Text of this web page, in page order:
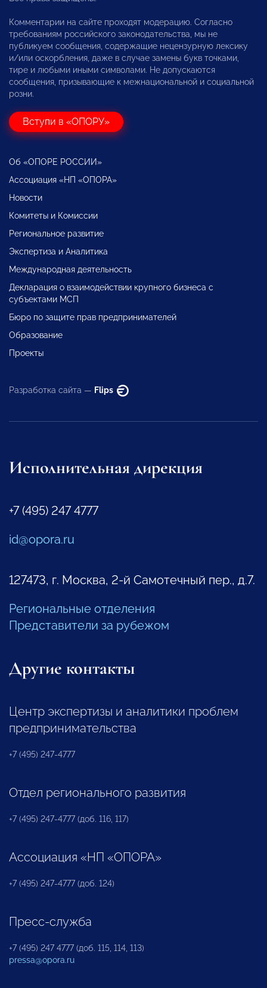
Комментарии на сайте проходят модерацию. Согласно
требованиям российского законодательства, мы не
публикуем сообщения, содержащие нецензурную лексику
и/или оскорбления, даже в случае замены букв точками,
тире и любыми иными символами. Не допускаются
сообщения, призывающие к межнациональной и социальной
розни.
Вступи в «ОПОРУ»
Об «ОПОРЕ РОССИИ»
Ассоциация «НП «ОПОРА»
Новости
Комитеты и Комиссии
Региональное развитие
Экспертиза и Аналитика
Международная деятельность
Декларация о взаимодействии крупного бизнеса с
субъектами МСП
Бюро по защите прав предпринимателей
Образование
Проекты
Разработка сайта — Flips
Исполнительная дирекция
+7 (495) 247 4777
id@opora.ru
127473, г. Москва, 2-й Самотечный пер., д.7.
Региональные отделения
Представители за рубежом
Другие контакты
Центр экспертизы и аналитики проблем
предпринимательства
+7 (495) 247-4777
Отдел регионального развития
+7 (495) 247-4777 (доб. 116, 117)
Ассоциация «НП «ОПОРА»
+7 (495) 247-4777 (доб. 124)
Пресс-служба
+7 (495) 247 4777 (доб. 115, 114, 113)
pressa@opora.ru